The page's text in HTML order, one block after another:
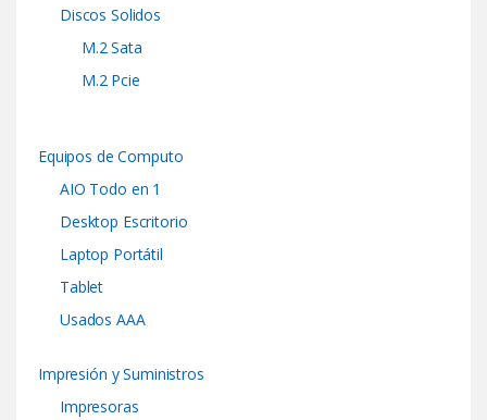
Discos Solidos
M.2 Sata
M.2 Pcie
Equipos de Computo
AIO Todo en 1
Desktop Escritorio
Laptop Portátil
Tablet
Usados AAA
Impresión y Suministros
Impresoras